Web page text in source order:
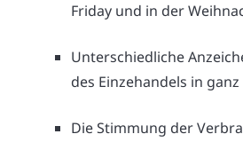
Friday und in der
Unterschiedliche
des Einzehandels in
Die Stimmung der